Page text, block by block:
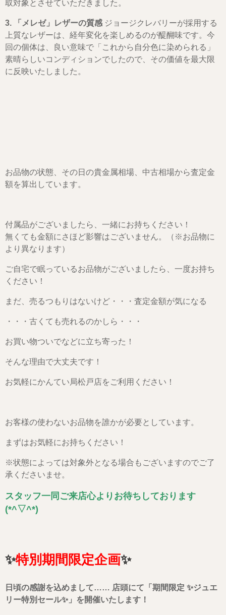
取対象とさせていただきました。
3. 「メレゼ」レザーの質感 ジョージクレバリーが採用する
上質なレザーは、経年変化を楽しめるのが醍醐味です。今
回の個体は、良い意味で「これから自分色に染められる」
素晴らしいコンディションでしたので、その価値を最大限
に反映いたしました。
お品物の状態、その日の貴金属相場、中古相場から査定金
額を算出しています。
付属品がございましたら、一緒にお持ちください！
無くても金額にさほど影響はございません。（※お品物に
より異なります）
ご自宅で眠っているお品物がございましたら、一度お持ち
ください！
まだ、売るつもりはないけど・・・査定金額が気になる
・・・古くても売れるのかしら・・・
お買い物ついでなどに立ち寄った！
そんな理由で大丈夫です！
お気軽にかんてい局松戸店をご利用ください！
お客様の使わないお品物を誰かが必要としています。
まずはお気軽にお持ちください！
※状態によっては対象外となる場合もございますのでご了
承くださいませ。
スタッフ一同ご来店心よりお待ちしております
(*^▽^*)
✨特別期間限定企画✨
日頃の感謝を込めまして…… 店頭にて「期間限定 ✨ジュエ
リー特別セール✨」を開催いたします！